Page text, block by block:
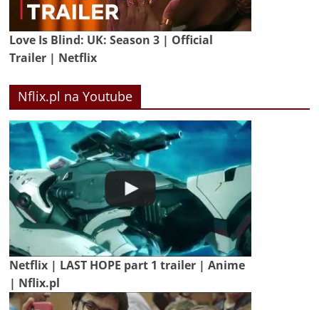
Love Is Blind: UK: Season 3 | Official
Trailer | Netflix
Nflix.pl na Youtube
Netflix | LAST HOPE part 1 trailer | Anime
| Nflix.pl